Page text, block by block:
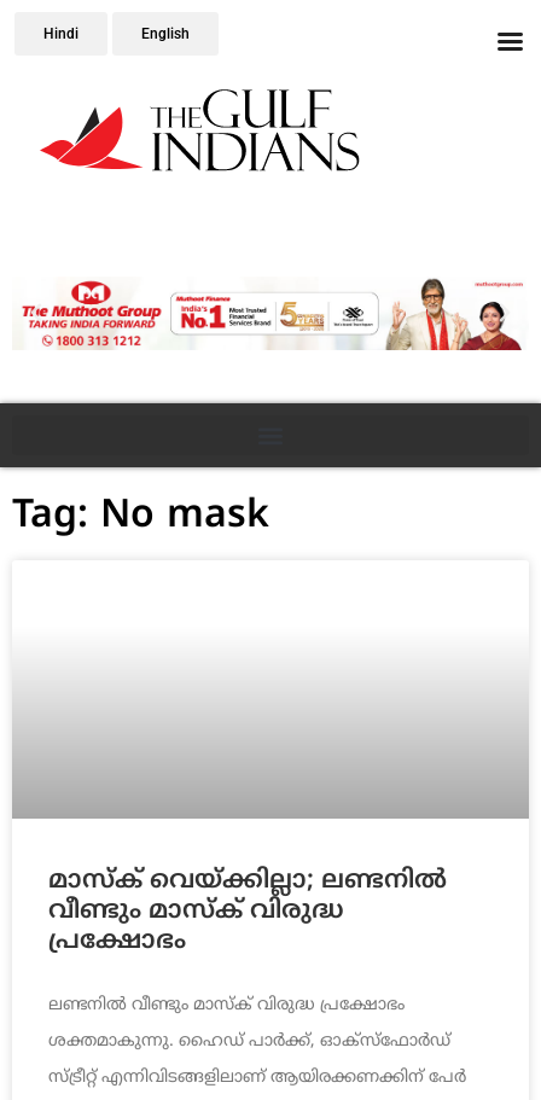
Hindi English
Tag: No mask
മാസ്ക് വെയ്ക്കില്ലാ; ലണ്ടനില്‍
വീണ്ടും മാസ്‌ക് വിരുദ്ധ
പ്രക്ഷോഭം
ലണ്ടനില്‍ വീണ്ടും മാസ്‌ക് വിരുദ്ധ പ്രക്ഷോഭം
ശക്തമാകുന്നു. ഹൈഡ് പാര്‍ക്ക്, ഓക്‌സ്‌ഫോര്‍ഡ്
സ്ട്രീറ്റ് എന്നിവിടങ്ങളിലാണ് ആയിരക്കണക്കിന് പേര്‍